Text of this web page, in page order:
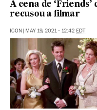
A cena de
recusou a filmar
ICON | MAY 19, 2021 - 12:42 EDT